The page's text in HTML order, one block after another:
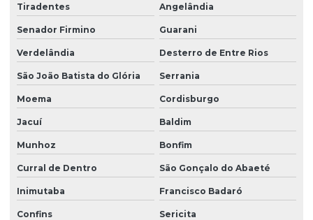
Tiradentes Angelândia
Senador Firmino Guarani
Verdelândia Desterro de Entre Rios
São João Batista do Glória Serrania
Moema Cordisburgo
Jacuí Baldim
Munhoz Bonfim
Curral de Dentro São Gonçalo do Abaeté
Inimutaba Francisco Badaró
Confins Sericita